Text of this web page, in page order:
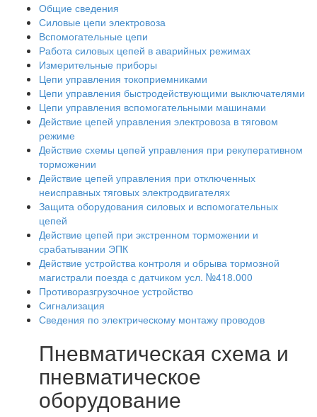
Общие сведения
Силовые цепи электровоза
Вспомогательные цепи
Работа силовых цепей в аварийных режимах
Измерительные приборы
Цепи управления токоприемниками
Цепи управления быстродействующими выключателями
Цепи управления вспомогательными машинами
Действие цепей управления электровоза в тяговом
режиме
Действие схемы цепей управления при рекуперативном
торможении
Действие цепей управления при отключенных
неисправных тяговых электродвигателях
Защита оборудования силовых и вспомогательных
цепей
Действие цепей при экстренном торможении и
срабатывании ЭПК
Действие устройства контроля и обрыва тормозной
магистрали поезда с датчиком усл. №418.000
Противоразгрузочное устройство
Сигнализация
Сведения по электрическому монтажу проводов
Пневматическая схема и
пневматическое
оборудование